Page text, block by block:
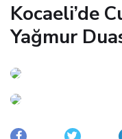
Kocaeli’de
Yağmur